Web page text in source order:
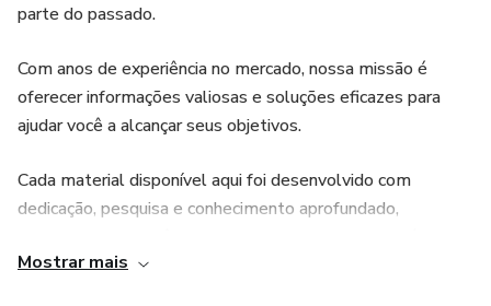
parte do passado.
Com anos de experiência no mercado, nossa missão é
oferecer informações valiosas e soluções eficazes para
ajudar você a alcançar seus objetivos.
Cada material disponível aqui foi desenvolvido com
dedicação, pesquisa e conhecimento aprofundado,
possível.
Mostrar mais